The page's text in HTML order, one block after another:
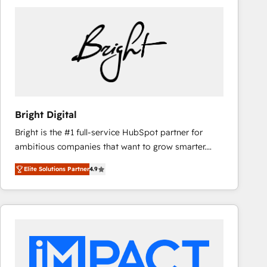
Bright Digital
Bright is the #1 full-service HubSpot partner for
ambitious companies that want to grow smarter.
From HubSpot onboarding, to training, from
developing a new website to lead generation and
digital marketing; we do it all (and with great
results)! In short, our services include: - HubSpot
integrations - Marketing & sales solutions: digital
marketing, advertising, campaigns, content and
Elite Solutions Partner4.9